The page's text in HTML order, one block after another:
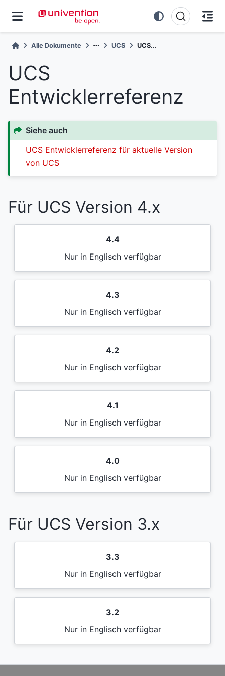
Alle Dokumente UCS UCS...
UCS
Entwicklerreferenz
Siehe auch
UCS Entwicklerreferenz für aktuelle Version
von UCS
Für UCS Version 4.x
4.4
Nur in Englisch verfügbar
4.3
Nur in Englisch verfügbar
4.2
Nur in Englisch verfügbar
4.1
Nur in Englisch verfügbar
4.0
Nur in Englisch verfügbar
Für UCS Version 3.x
3.3
Nur in Englisch verfügbar
3.2
Nur in Englisch verfügbar